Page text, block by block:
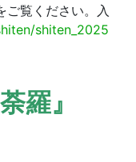
ご覧ください。入
shiten_2025
羅』